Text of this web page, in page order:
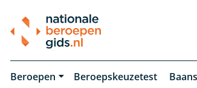
Beroepen Beroepskeuzetest